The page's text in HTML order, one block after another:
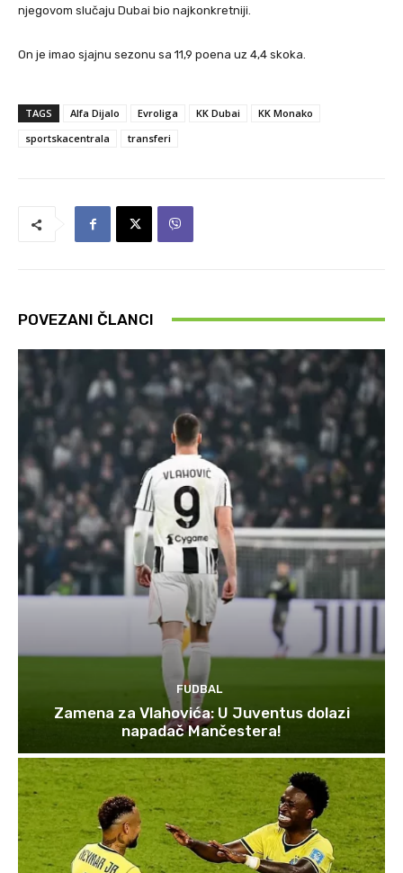
njegovom slučaju Dubai bio najkonkretniji.
On je imao sjajnu sezonu sa 11,9 poena uz 4,4 skoka.
TAGS Alfa Dijalo Evroliga KK Dubai
KK Monako
sportskacentrala
transferi
POVEZANI ČLANCI
FUDBAL
Zamena za Vlahovića: U Juventus dolazi
napadač Mančestera!